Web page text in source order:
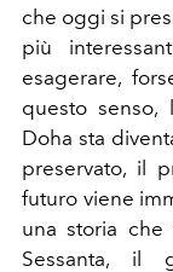
che oggi si
più
esagerare,
questo
Doha sta
preservato, il
futuro viene
una storia che
Sessanta, il